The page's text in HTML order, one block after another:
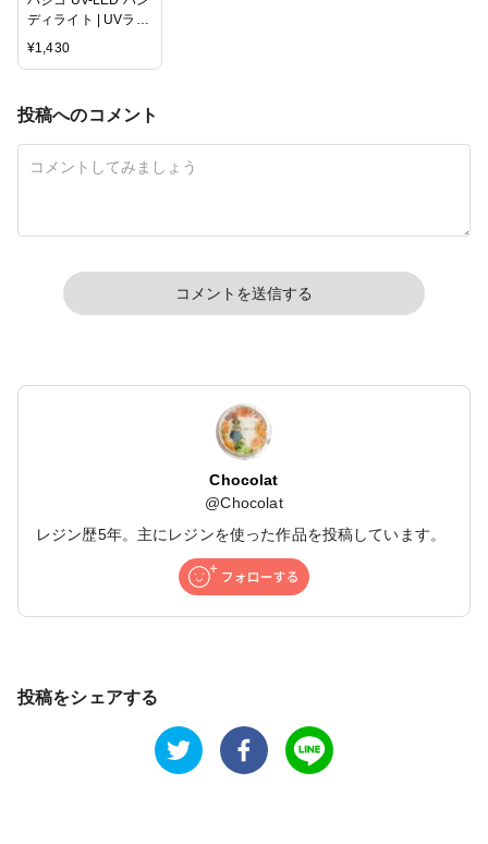
ディライト | UVラン
プ UVライト LEDラ
ンプ LEDライト ハ
UVレジン PADICO
¥1,430
投稿へのコメント
コメントを送信する
Chocolat
@Chocolat
レジン歴5年。主にレジンを使った作品を投稿しています。
投稿をシェアする